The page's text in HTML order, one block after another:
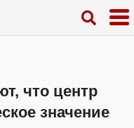
что центр
значение